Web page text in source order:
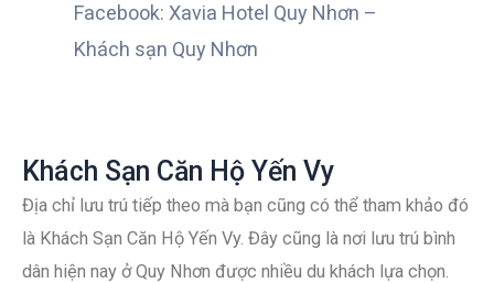
Facebook: Xavia Hotel Quy Nhơn –
Khách sạn Quy Nhơn
Khách Sạn Căn Hộ Yến Vy
Địa chỉ lưu trú tiếp theo mà bạn cũng có thể tham khảo đó
là Khách Sạn Căn Hộ Yến Vy. Đây cũng là nơi lưu trú bình
dân hiện nay ở Quy Nhơn được nhiều du khách lựa chọn.